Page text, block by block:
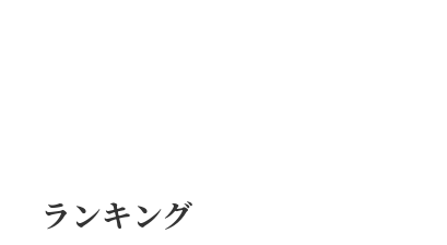
ランキング